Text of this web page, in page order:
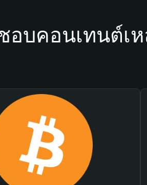
บคอนเทนต์เ